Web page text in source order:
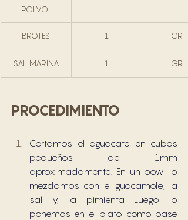
POLVO
BROTES 1 GR
SAL MARINA 1 GR
PROCEDIMIENTO
Cortamos el aguacate en cubos
pequeños de 1mm
aproximadamente. En un bowl lo
mezclamos con el guacamole, la
sal y, la pimienta Luego lo
ponemos en el plato como base